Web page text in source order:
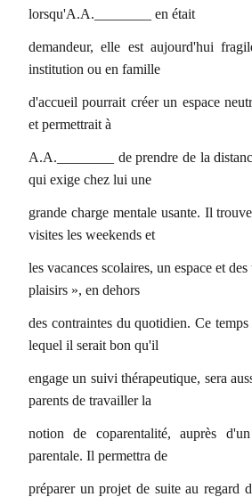
lorsqu'A.A.________ en était
demandeur, elle est aujourd'hui
institution ou en famille
d'accueil pourrait créer un espace
et permettrait à
A.A.________ de prendre de la
qui exige chez lui une
grande charge mentale usante. Il
visites les weekends et
les vacances scolaires, un espace et
plaisirs », en dehors
des contraintes du quotidien. Ce
lequel il serait bon qu'il
engage un suivi thérapeutique, sera
parents de travailler la
notion de coparentalité, auprès
parentale. Il permettra de
préparer un projet de suite au regard